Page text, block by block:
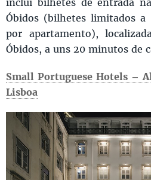
Óbidos (bilhetes limitados
por apartamento),
Óbidos, a uns 20 minutos de
Small Portuguese Hotels –
Lisboa